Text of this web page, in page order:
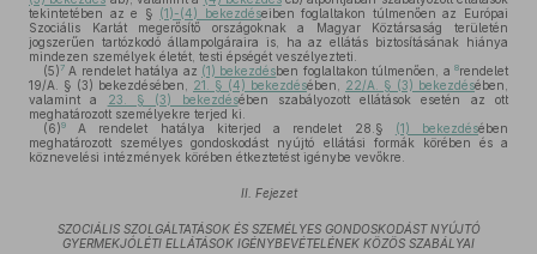
tekintetében az e § (1)-(4) bekezdéseiben foglaltakon túlmenően az Európai
Szociális Kartát megerősítő országoknak a Magyar Köztársaság területén
jogszerűen tartózkodó állampolgáraira is, ha az ellátás biztosításának hiánya
mindezen személyek életét, testi épségét veszélyezteti.
(5)7 A rendelet hatálya az (1) bekezdésben foglaltakon túlmenően, a8rendelet
19/A. § (3) bekezdésében, 21. § (4) bekezdésében, 22/A. § (3) bekezdésében,
valamint a
23. § (3) bekezdésében szabályozott ellátások esetén az ott
meghatározott személyekre terjed ki.
(6)9 A rendelet hatálya kiterjed a rendelet 28.§ (1) bekezdésében
meghatározott személyes gondoskodást nyújtó ellátási formák körében és a
köznevelési intézmények körében étkeztetést igénybe vevőkre.
II. Fejezet
SZOCIÁLIS SZOLGÁLTATÁSOK ÉS SZEMÉLYES GONDOSKODÁST NYÚJTÓ
GYERMEKJÓLÉTI ELLÁTÁSOK IGÉNYBEVÉTELÉNEK KÖZÖS SZABÁLYAI